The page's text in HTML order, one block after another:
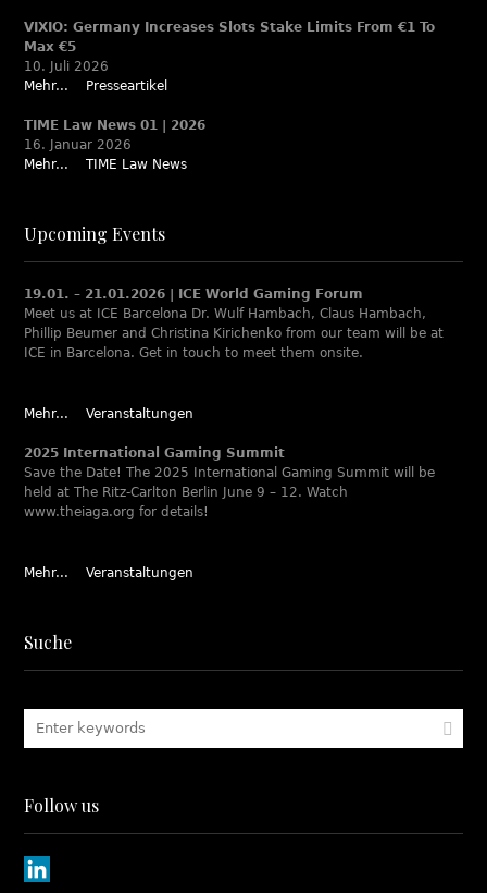
VIXIO: Germany Increases Slots Stake Limits From €1 To
Max €5
10. Juli 2026
Mehr...
Presseartikel
TIME Law News 01 | 2026
16. Januar 2026
Mehr...
TIME Law News
Upcoming Events
19.01. – 21.01.2026 | ICE World Gaming Forum
Meet us at ICE Barcelona Dr. Wulf Hambach, Claus Hambach,
Phillip Beumer and Christina Kirichenko from our team will be at
ICE in Barcelona. Get in touch to meet them onsite.
Mehr... Veranstaltungen
2025 International Gaming Summit
Save the Date! The 2025 International Gaming Summit will be
held at The Ritz-Carlton Berlin June 9 – 12. Watch
www.theiaga.org for details!
Mehr... Veranstaltungen
Suche
Follow us